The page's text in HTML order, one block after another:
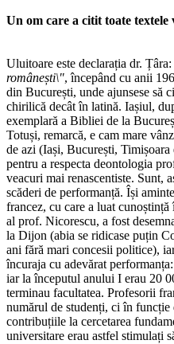
Un om care a citit toate textele
Uluitoare este declarația dr. Țâra:
românești\", începând cu anii
din București, unde ajunsese să
chirilică decât în latină. Iașiul,
exemplară a Bibliei de la
Totuși, remarcă, e cam mare
de azi (Iași, București,
pentru a respecta deontologia
veacuri mai renascentiste. Sunt,
scăderi de performanță. Își
francez, cu care a luat
al prof. Nicorescu, a fost
la Dijon (abia se ridicase puțin
ani fără mari concesii politice),
încuraja cu adevărat
iar la începutul anului I erau 20
terminau facultatea. Profesorii
numărul de studenți, ci în funcție
contribuțiile la cercetarea
universitare erau astfel stimulați